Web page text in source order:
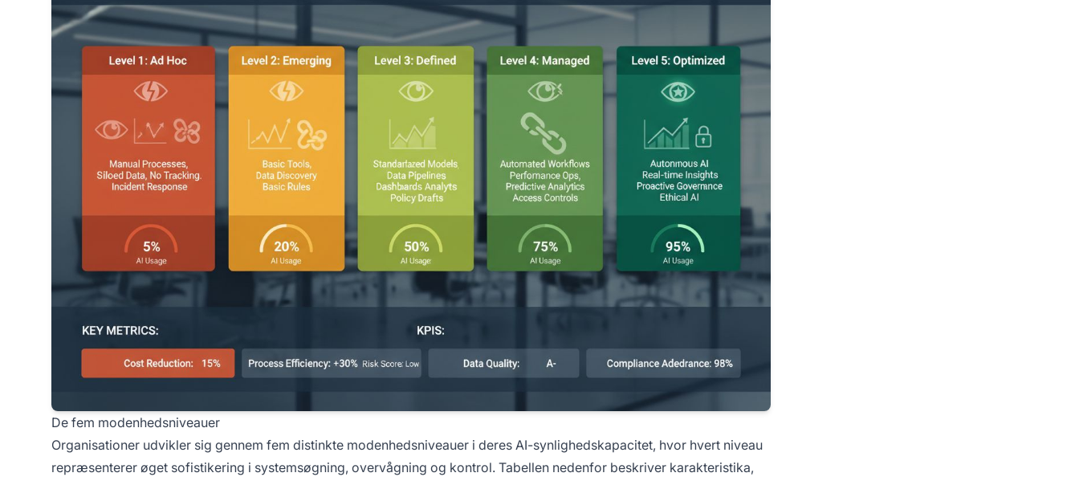
De fem modenhedsniveauer
Organisationer udvikler sig gennem fem distinkte modenhedsniveauer i deres AI-synlighedskapacitet, hvor hvert niveau
repræsenterer øget sofistikering i systemsøgning, overvågning og kontrol. Tabellen nedenfor beskriver karakteristika,